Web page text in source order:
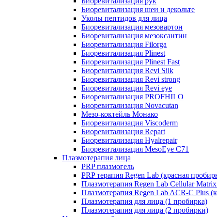
Биоревитализация шеи и декольте
Уколы пептидов для лица
Биоревитализация мезовартон
Биоревитализация мезоксантин
Биоревитализация Filorga
Биоревитализация Plinest
Биоревитализация Plinest Fast
Биоревитализация Revi Silk
Биоревитализация Revi strong
Биоревитализация Revi eye
Биоревитализация PROFHILO
Биоревитализация Novacutan
Мезо-коктейль Монако
Биоревитализация Viscoderm
Биоревитализация Repart
Биоревитализация Hyalrepair
Биоревитализация MesoEye C71
Плазмотерапия лица
PRP плазмогель
PRP терапия Regen Lab (красная
Плазмотерапия Regen Lab Cellular
Плазмотерапия Regen Lab ACR-C Plus
Плазмотерапия для лица (1 пробирка)
Плазмотерапия для лица (2 пробирки)